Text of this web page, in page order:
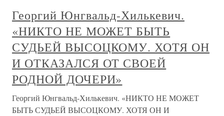
Георгий Юнгвальд-Хилькевич.
«НИКТО НЕ МОЖЕТ БЫТЬ
СУДЬЕЙ ВЫСОЦКОМУ. ХОТЯ ОН
И ОТКАЗАЛСЯ ОТ СВОЕЙ
РОДНОЙ ДОЧЕРИ»
Георгий Юнгвальд-Хилькевич. «НИКТО НЕ МОЖЕТ
БЫТЬ СУДЬЕЙ ВЫСОЦКОМУ. ХОТЯ ОН И